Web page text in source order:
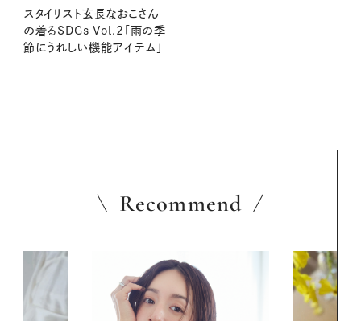
スタイリスト玄長なおこさん
の着るSDGs Vol.2「雨の季
節にうれしい機能アイテム」
Recommend